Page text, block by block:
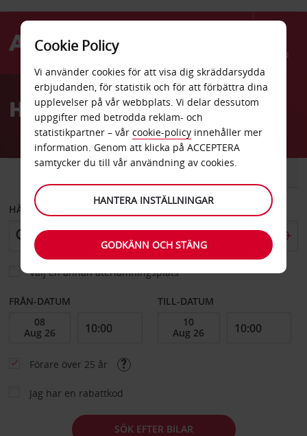
Menu
AvisHyrbil Kajana flygplats
BIL
HÄMTA FRÅN
Välj en annan återlämningsplats
FRÅN-DATUM TILL-DATUM
Förare över 25 år
Jag har en rabattkod
SÖK EFTER BILAR
Cookie Policy
Vi använder cookies för att visa dig skräddarsydda
erbjudanden, för statistik och för att förbättra dina
upplevelser på vår webbplats. Vi delar dessutom
uppgifter med betrodda reklam- och
statistikpartner – vår cookie-policy innehåller mer
information. Genom att klicka på ACCEPTERA
samtycker du till vår användning av cookies.
HANTERA INSTÄLLNINGAR
GODKÄNN OCH STÄNG